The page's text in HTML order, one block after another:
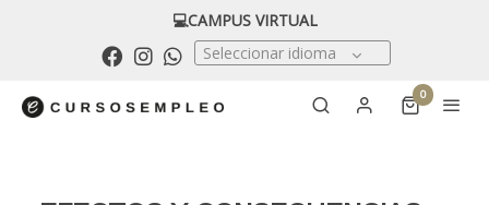
💻CAMPUS VIRTUAL
Seleccionar idioma
0